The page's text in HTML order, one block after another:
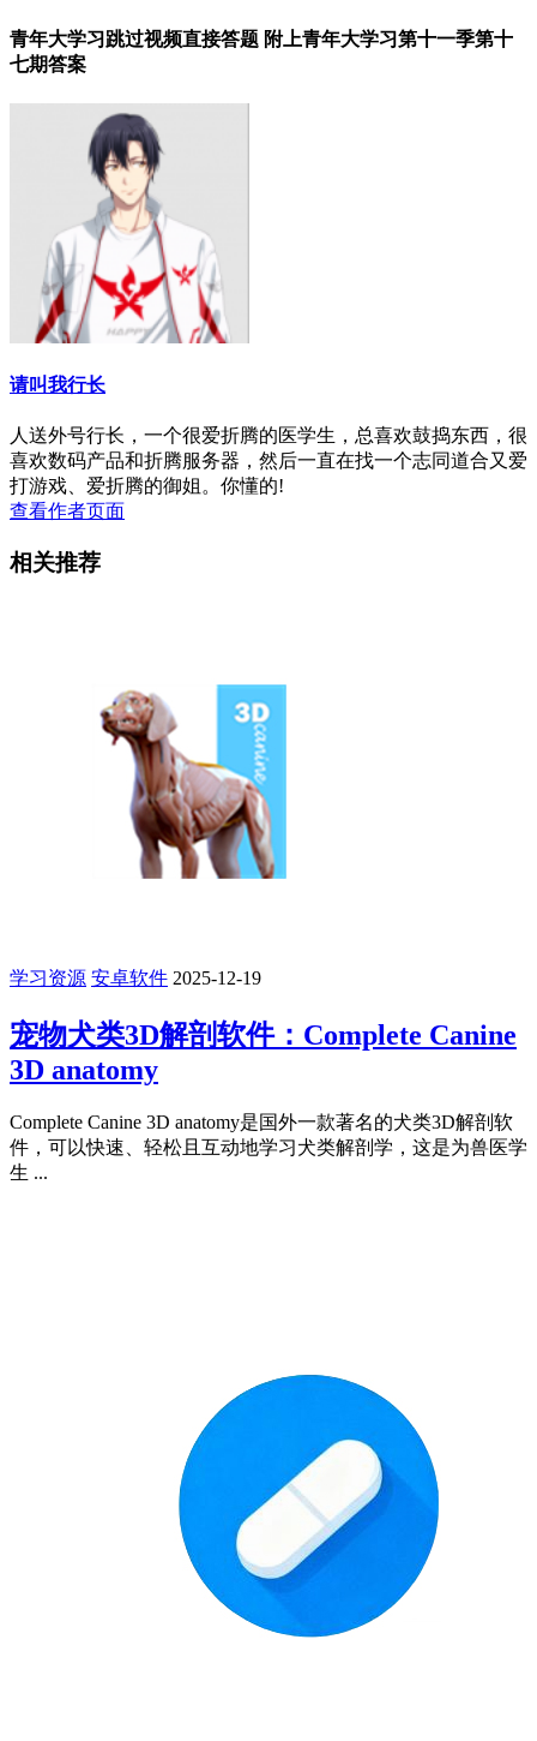
青年大学习跳过视频直接答题 附上青年大学习第十一季第十
七期答案
请叫我行长
人送外号行长，一个很爱折腾的医学生，总喜欢鼓捣东西，很
喜欢数码产品和折腾服务器，然后一直在找一个志同道合又爱
打游戏、爱折腾的御姐。你懂的!
查看作者页面
相关推荐
学习资源 安卓软件 2025-12-19
宠物犬类3D解剖软件：Complete Canine
3D anatomy
Complete Canine 3D anatomy是国外一款著名的犬类3D解剖软
件，可以快速、轻松且互动地学习犬类解剖学，这是为兽医学
生 ...